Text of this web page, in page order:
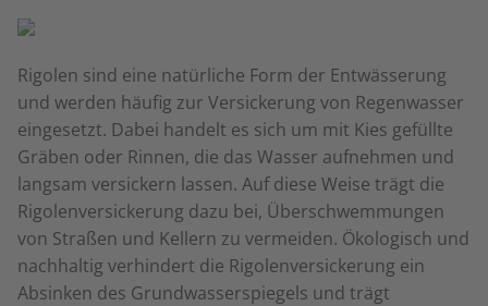
Rigolen sind eine natürliche Form der Entwässerung
und werden häufig zur Versickerung von Regenwasser
eingesetzt. Dabei handelt es sich um mit Kies gefüllte
Gräben oder Rinnen, die das Wasser aufnehmen und
langsam versickern lassen. Auf diese Weise trägt die
Rigolenversickerung dazu bei, Überschwemmungen
von Straßen und Kellern zu vermeiden. Ökologisch und
nachhaltig verhindert die Rigolenversickerung ein
Absinken des Grundwasserspiegels und trägt